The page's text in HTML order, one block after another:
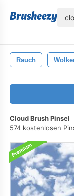
Rauch
Cloud Brush Pinsel
574 kostenlosen